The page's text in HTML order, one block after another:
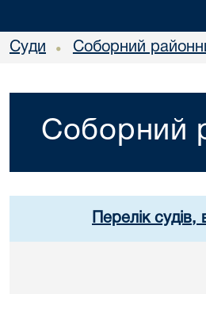
Суди • Соборний
Соборний
Перелік